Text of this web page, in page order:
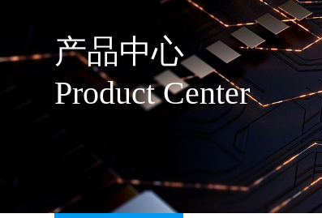
产品中心
Product Center